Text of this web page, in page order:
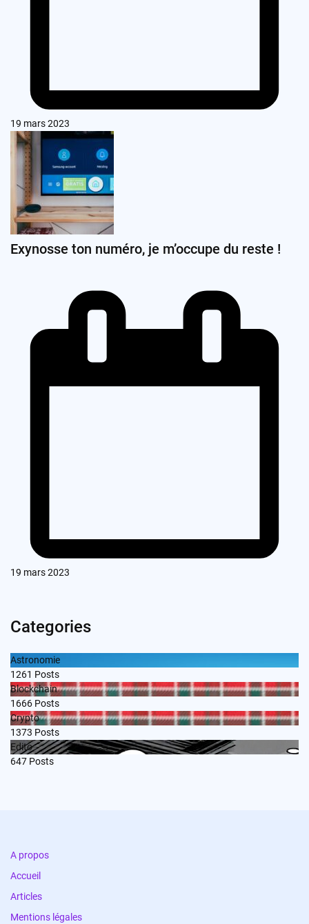
19 mars 2023
Exynosse ton numéro, je m’occupe du reste !
19 mars 2023
Categories
Astronomie
1261 Posts
Blockchain
1666 Posts
Crypto
1373 Posts
Edito
647 Posts
A propos
Accueil
Articles
Mentions légales